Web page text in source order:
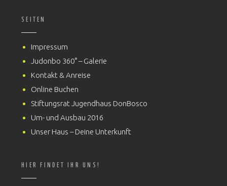
SEITEN
Impressum
Judonbo 360° – Galerie
Kontakt & Anreise
Online Buchen
Stiftungsrat Jugendhaus DonBosco
Um- und Ausbau 2016
Unser Haus – Deine Unterkunft
HIER FINDET IHR UNS!